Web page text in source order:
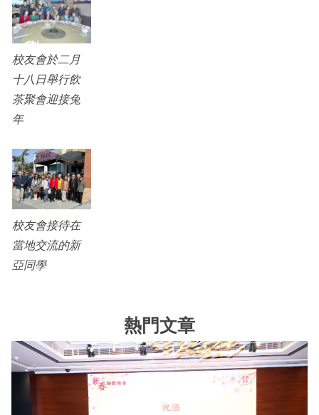
校友會於二月
十八日舉行飲
茶聚會迎接兔
年
校友會接待在
當地交流的新
亞同學
熱門文章